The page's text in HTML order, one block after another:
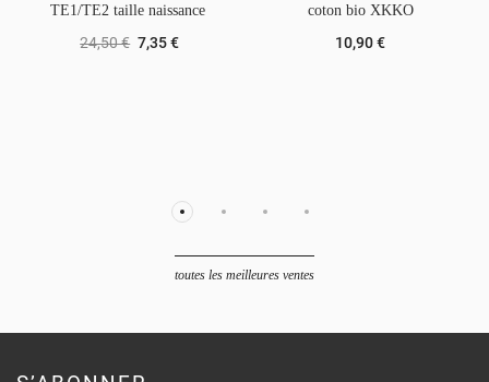
TE1/TE2 taille naissance
24,50 € 7,35 €
coton bio XKKO
10,90 €
toutes les meilleures ventes